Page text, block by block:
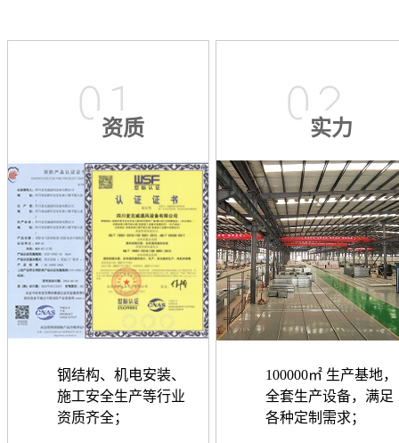
资质
钢结构、机电安装、
施工安全生产等行业
资质齐全；
实力
100000㎡ 生产基地，
全套生产设备，满足
各种定制需求；